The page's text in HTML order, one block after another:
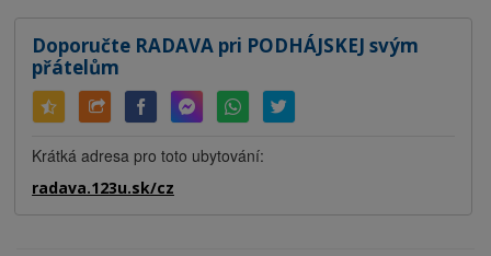
Doporučte RADAVA pri PODHÁJSKEJ svým
přátelům
Krátká adresa pro toto ubytování:
radava.123u.sk/cz